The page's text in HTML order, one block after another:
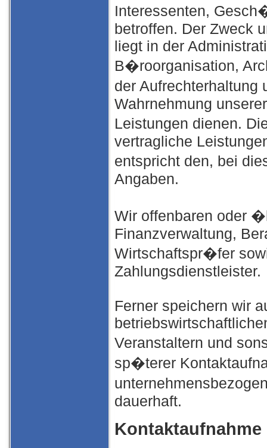
Interessenten,
betroffen. Der Zweck
liegt in der
B�roorganisation,
der
Wahrnehmung
Leistungen dienen.
vertragliche
entspricht den, bei
Angaben.
Wir offenbaren oder
Finanzverwaltung,
Wirtschaftspr�fer
Zahlungsdienstleister.
Ferner speichern wir
Veranstaltern und
sp�terer
dauerhaft.
Kontaktaufnahme